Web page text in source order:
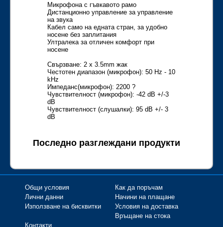
Микрофона с гъвкавото рамо
Дистанционно управление за управление
на звука
Кабел само на едната стран, за удобно
носене без заплитания
Ултралека за отличен комфорт при
носене
Свързване: 2 x 3.5mm жак
Честотен диапазон (микрофон): 50 Hz - 10
kHz
Импеданс(микрофон): 2200 ?
Чувствителност (микрофон): -42 dB +/-3
dB
Чувствителност (слушалки): 95 dB +/- 3
dB
Последно разглеждани продукти
Общи условия
Лични данни
Използване на бисквитки
Как да поръчам
Начини на плащане
Условия на доставка
Връщане на стока
Контакти